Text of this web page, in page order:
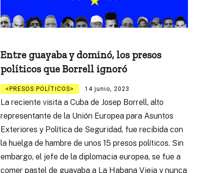
Entre guayaba y dominó, los presos
políticos que Borrell ignoró
PRESOS POLÍTICOS 14 junio, 2023
La reciente visita a Cuba de Josep Borrell, alto
representante de la Unión Europea para Asuntos
Exteriores y Política de Seguridad, fue recibida con
la huelga de hambre de unos 15 presos políticos. Sin
embargo, el jefe de la diplomacia europea, se fue a
comer pastel de guayaba a La Habana Vieja y nunca